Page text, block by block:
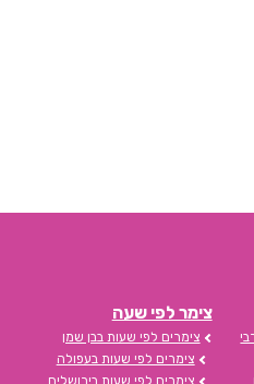
צימר לפי שעה
צימרים לפי שעות בבן שמן
צימרים לפי שעות בעפולה
צימרים לפי שעות בירושלים